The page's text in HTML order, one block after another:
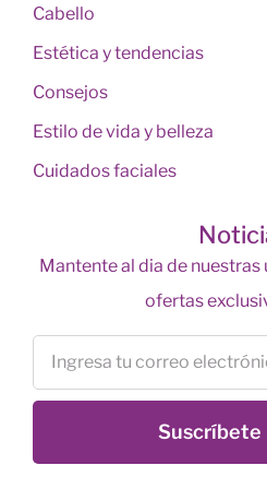
Cabello
Estética y tendencias
Consejos
Estilo de vida y belleza
Cuidados faciales
Mantente al dia de
ofertas
Suscríbete